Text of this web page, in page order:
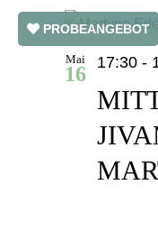
LIST
OF
Mai
16 17:30 -
PROBEANGEBOT